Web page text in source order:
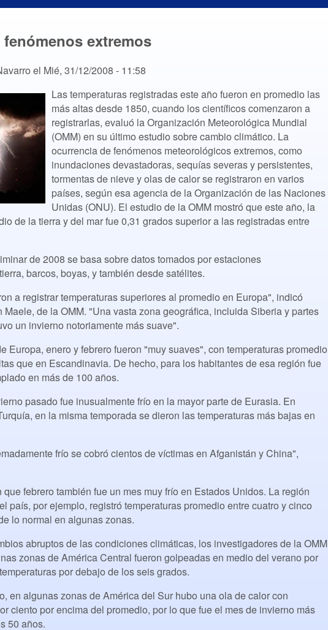
extremos
el Mié, 31/12/2008 - 11:58
Las temperaturas registradas este año fueron en promedio las
más altas desde 1850, cuando los científicos comenzaron a
registrarlas, evaluó la Organización Meteorológica Mundial
(OMM) en su último estudio sobre cambio climático. La
ocurrencia de fenómenos meteorológicos extremos, como
inundaciones devastadoras, sequías severas y persistentes,
tormentas de nieve y olas de calor se registraron en varios
países, según esa agencia de la Organización de las Naciones
Unidas (ONU). El estudio de la OMM mostró que este año, la
de la tierra y del mar fue 0,31 grados superior a las registradas entre
de 2008 se basa sobre datos tomados por estaciones
barcos, boyas, y también desde satélites.
a registrar temperaturas superiores al promedio en Europa", indicó
Maele, de la OMM. "Una vasta zona geográfica, incluida Siberia y partes
un invierno notoriamente más suave".
Europa, enero y febrero fueron "muy suaves", con temperaturas promedio
que en Escandinavia. De hecho, para los habitantes de esa región fue
en más de 100 años.
pasado fue inusualmente frío en la mayor parte de Eurasia. En
en la misma temporada se dieron las temperaturas más bajas en
frío se cobró cientos de víctimas en Afganistán y China",
que febrero también fue un mes muy frío en Estados Unidos. La región
país, por ejemplo, registró temperaturas promedio entre cuatro y cinco
lo normal en algunas zonas.
abruptos de las condiciones climáticas, los investigadores de la OMM
zonas de América Central fueron golpeadas en medio del verano por
por debajo de los seis grados.
en algunas zonas de América del Sur hubo una ola de calor con
ciento por encima del promedio, por lo que fue el mes de invierno más
50 años.